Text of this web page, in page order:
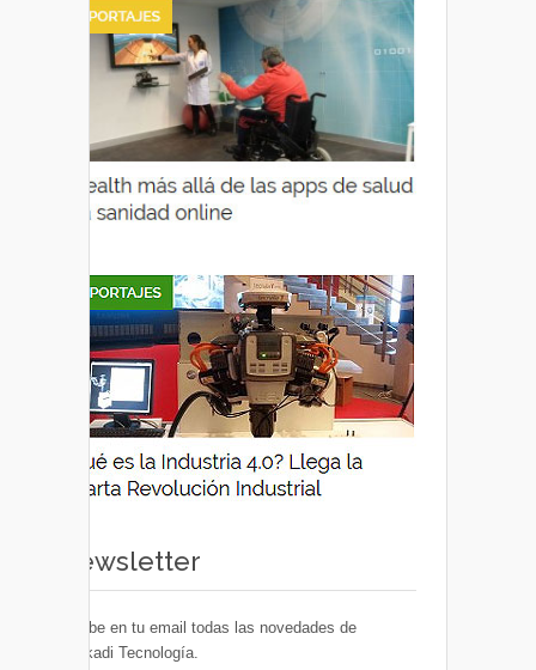
Newsletter
Recibe en tu email todas las novedades de
Euskadi Tecnología.